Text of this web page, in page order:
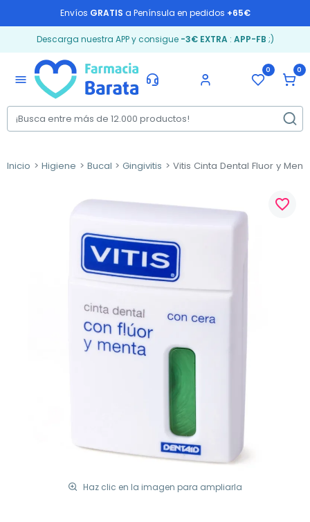
Envíos GRATIS a Península en pedidos +65€
Descarga nuestra APP y consigue -3€ EXTRA: APP-FB ;)
menu
0 0
Inicio Higiene Bucal Gingivitis Vitis Cinta Dental Fluor y
Haz clic en la imagen para ampliarla
favorite_border